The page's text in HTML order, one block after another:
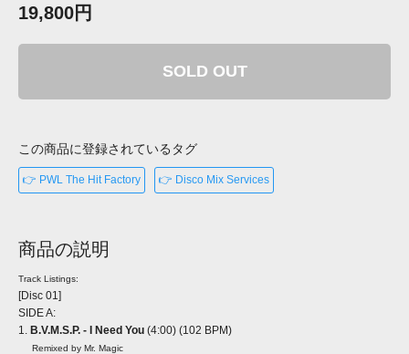
19,800円
SOLD OUT
この商品に登録されているタグ
👉 PWL The Hit Factory 👉 Disco Mix Services
商品の説明
Track Listings:
[Disc 01]
SIDE A:
1. B.V.M.S.P. - I Need You (4:00) (102 BPM)
Remixed by Mr. Magic